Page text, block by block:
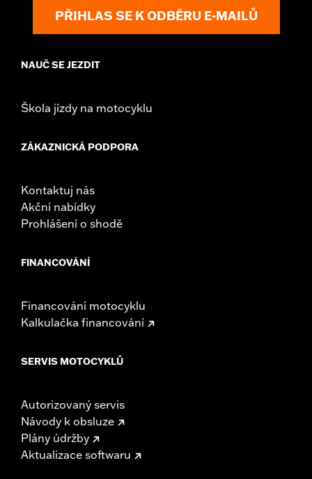
PŘIHLAS SE K ODBĚRU E-MAILŮ
NAUČ SE JEZDIT
Škola jízdy na motocyklu
ZÁKAZNICKÁ PODPORA
Kontaktuj nás
Akční nabídky
Prohlášení o shodě
FINANCOVÁNÍ
Financování motocyklu
Kalkulačka financování
SERVIS MOTOCYKLŮ
Autorizovaný servis
Návody k obsluze
Plány údržby
Aktualizace softwaru